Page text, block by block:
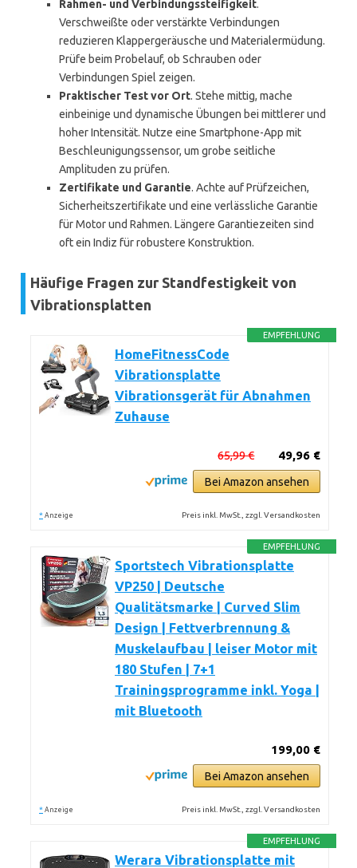
Rahmen- und Verbindungssteifigkeit.
Verschweißte oder verstärkte Verbindungen
reduzieren Klappergeräusche und Materialermüdung.
Prüfe beim Probelauf, ob Schrauben oder
Verbindungen Spiel zeigen.
Praktischer Test vor Ort. Stehe mittig, mache
einbeinige und dynamische Übungen bei mittlerer und
hoher Intensität. Nutze eine Smartphone-App mit
Beschleunigungssensor, um grobe seitliche
Amplituden zu prüfen.
Zertifikate und Garantie. Achte auf Prüfzeichen,
Sicherheitszertifikate und eine verlässliche Garantie
für Motor und Rahmen. Längere Garantiezeiten sind
oft ein Indiz für robustere Konstruktion.
Häufige Fragen zur Standfestigkeit von
Vibrationsplatten
EMPFEHLUNG
HomeFitnessCode
Vibrationsplatte
Vibrationsgerät für Abnahmen
Zuhause
49,96 €
65,99 €
Bei Amazon ansehen
* Anzeige Preis inkl. MwSt., zzgl. Versandkosten
EMPFEHLUNG
Sportstech Vibrationsplatte
VP250 | Deutsche
Qualitätsmarke | Curved Slim
Design | Fettverbrennung &
Muskelaufbau | leiser Motor mit
180 Stufen | 7+1
Trainingsprogramme inkl. Yoga |
mit Bluetooth
199,00 €
Bei Amazon ansehen
* Anzeige Preis inkl. MwSt., zzgl. Versandkosten
EMPFEHLUNG
Werara Vibrationsplatte mit